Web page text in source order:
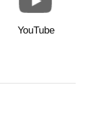
YouTube